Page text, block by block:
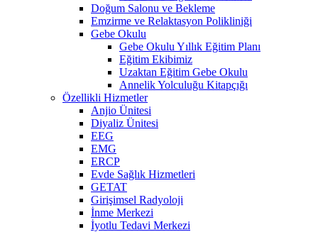
Doğum Salonu ve Bekleme
Emzirme ve Relaktasyon Polikliniği
Gebe Okulu
Gebe Okulu Yıllık Eğitim Planı
Eğitim Ekibimiz
Uzaktan Eğitim Gebe Okulu
Annelik Yolculuğu Kitapçığı
Özellikli Hizmetler
Anjio Ünitesi
Diyaliz Ünitesi
EEG
EMG
ERCP
Evde Sağlık Hizmetleri
GETAT
Girişimsel Radyoloji
İnme Merkezi
İyotlu Tedavi Merkezi